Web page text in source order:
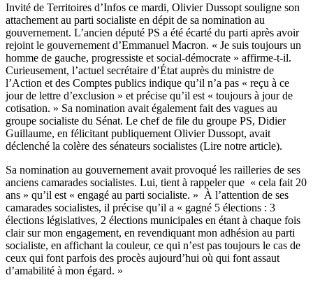
Invité de Territoires d’Infos ce mardi, Olivier Dussopt souligne son
attachement au parti socialiste en dépit de sa nomination au
gouvernement. L’ancien député PS a été écarté du parti après avoir
rejoint le gouvernement d’Emmanuel Macron. « Je suis toujours un
homme de gauche, progressiste et social-démocrate » affirme-t-il.
Curieusement, l’actuel secrétaire d’État auprès du ministre de
l’Action et des Comptes publics indique qu’il n’a pas « reçu à ce
jour de lettre d’exclusion » et précise qu’il est « toujours à jour de
cotisation. » Sa nomination avait également fait des vagues au
groupe socialiste du Sénat. Le chef de file du groupe PS, Didier
Guillaume, en félicitant publiquement Olivier Dussopt, avait
déclenché la colère des sénateurs socialistes (Lire notre article).
Sa nomination au gouvernement avait provoqué les railleries de ses
anciens camarades socialistes. Lui, tient à rappeler que « cela fait 20
ans » qu’il est « engagé au parti socialiste. » À l’attention de ses
camarades socialistes, il précise qu’il a « gagné 5 élections : 3
élections législatives, 2 élections municipales en étant à chaque fois
clair sur mon engagement, en revendiquant mon adhésion au parti
socialiste, en affichant la couleur, ce qui n’est pas toujours le cas de
ceux qui font parfois des procès aujourd’hui où qui font assaut
d’amabilité à mon égard. »